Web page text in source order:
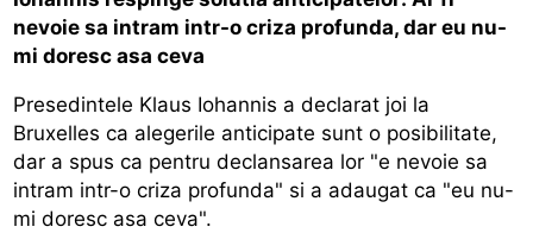
nevoie sa intram intr-o criza profunda, dar eu nu-
mi doresc asa ceva
Presedintele Klaus Iohannis a declarat joi la
Bruxelles ca alegerile anticipate sunt o posibilitate,
dar a spus ca pentru declansarea lor "e nevoie sa
intram intr-o criza profunda" si a adaugat ca "eu nu-
mi doresc asa ceva".